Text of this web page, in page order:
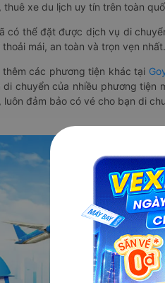
thuê xe du lịch uy tín trên toàn
có thể đặt được dịch vụ di
mái, an toàn và trọn vẹn nhất.
các phương tiện khác tại
di chuyển của nhiều phương
đảm bảo có vé cho bạn di